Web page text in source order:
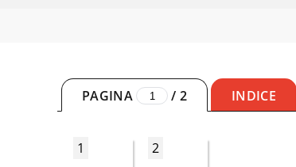
PAGINA / 2 INDICE
1 2